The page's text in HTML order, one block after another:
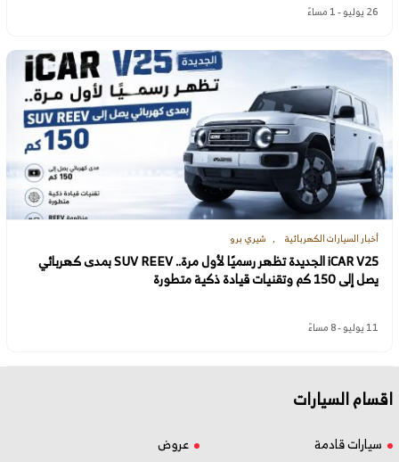
26 يوليو - 1 مساءً
أخبار السيارات الكهربائية شيري برو
iCAR V25 الجديدة تظهر رسميًا لأول مرة.. SUV REEV بمدى كهربائي
يصل إلى 150 كم وتقنيات قيادة ذكية متطورة
11 يوليو - 8 مساءً
اقسام السيارات
سيارات قادمة عروض